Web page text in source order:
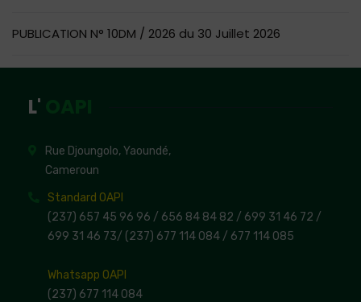
PUBLICATION N° 10DM / 2026 du 30 Juillet 2026
L'
Rue Djoungolo, Yaoundé,
Cameroun
Standard OAPI
(237) 657 45 96 96 / 656 84 84 82 / 699 31 46 72 /
699 31 46 73/ (237) 677 114 084 / 677 114 085
Whatsapp OAPI
(237) 677 114 084